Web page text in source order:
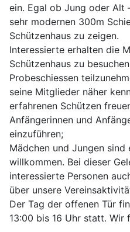
ein. Egal ob Jung oder Alt
sehr modernen 300m
Schützenhaus zu zeigen.
Interessierte erhalten die
Schützenhaus zu
Probeschiessen
seine Mitglieder näher
erfahrenen Schützen
Anfängerinnen und
einzuführen;
Mädchen und Jungen sind
willkommen. Bei dieser
interessierte Personen
über unsere
Der Tag der offenen Tür
13:00 bis 16 Uhr statt. Wir